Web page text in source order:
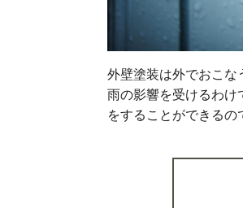
外壁塗装は外でおこな
雨の影響を受けるわけ
をすることができるの